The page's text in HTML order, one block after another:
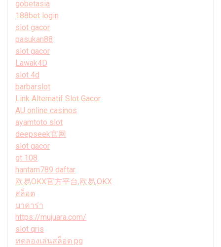
gobetasia
188bet login
slot gacor
pasukan88
slot gacor
Lawak4D
slot 4d
barbarslot
Link Alternatif Slot Gacor
AU online casinos
ayamtoto slot
deepseek官网
slot gacor
gt 108
hantam789 daftar
欧易OKX官方平台,欧易,OKX
สล็อต
บาคาร่า
https://mujuara.com/
slot qris
ทดลองเล่นสล็อต pg